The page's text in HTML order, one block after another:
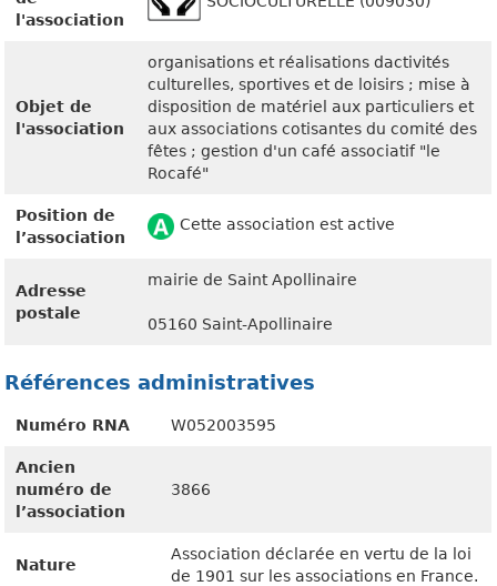
l'association
Objet de
l'association
organisations et réalisations dactivités
culturelles, sportives et de loisirs ; mise à
disposition de matériel aux particuliers et
aux associations cotisantes du comité des
fêtes ; gestion d'un café associatif "le
Rocafé"
Position de
l’association
Cette association est active
Adresse
postale
mairie de Saint Apollinaire
05160 Saint-Apollinaire
Références administratives
Numéro RNA W052003595
Ancien
numéro de
l’association
3866
Nature
Association déclarée en vertu de la loi
de 1901 sur les associations en France.